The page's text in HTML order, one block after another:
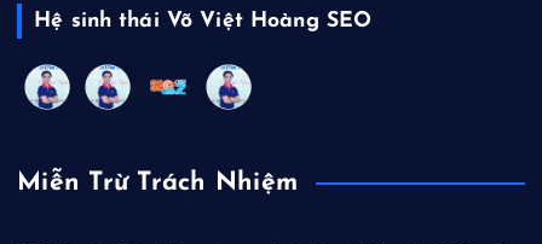
Hệ sinh thái Võ Việt Hoàng SEO
Miễn Trừ Trách Nhiệm